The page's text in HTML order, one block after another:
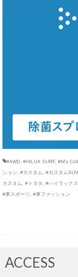
#4WD #HILUX SURF, #M’s
ション
#カスタム #カスタムSUV
カスタム
#トヨタ #ハイラック
#車スポーツ
#車ファッション
ACCESS